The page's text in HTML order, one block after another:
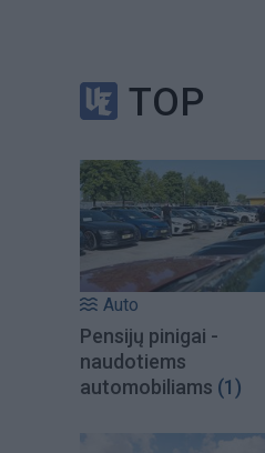
TOP
Auto
Pensijų pinigai -
naudotiems
automobiliams (1)